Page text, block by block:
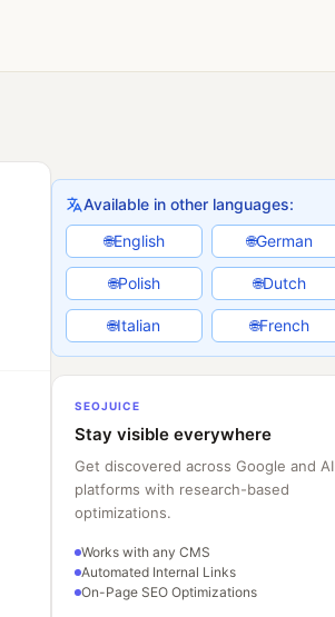
Available in other languages:
🌐English 🌐German
🌐Polish 🌐Dutch
🌐Italian 🌐French
SEOJUICE
Stay visible everywhere
Get discovered across Google and AI
platforms with research-based
optimizations.
Works with any CMS
Automated Internal Links
On-Page SEO Optimizations